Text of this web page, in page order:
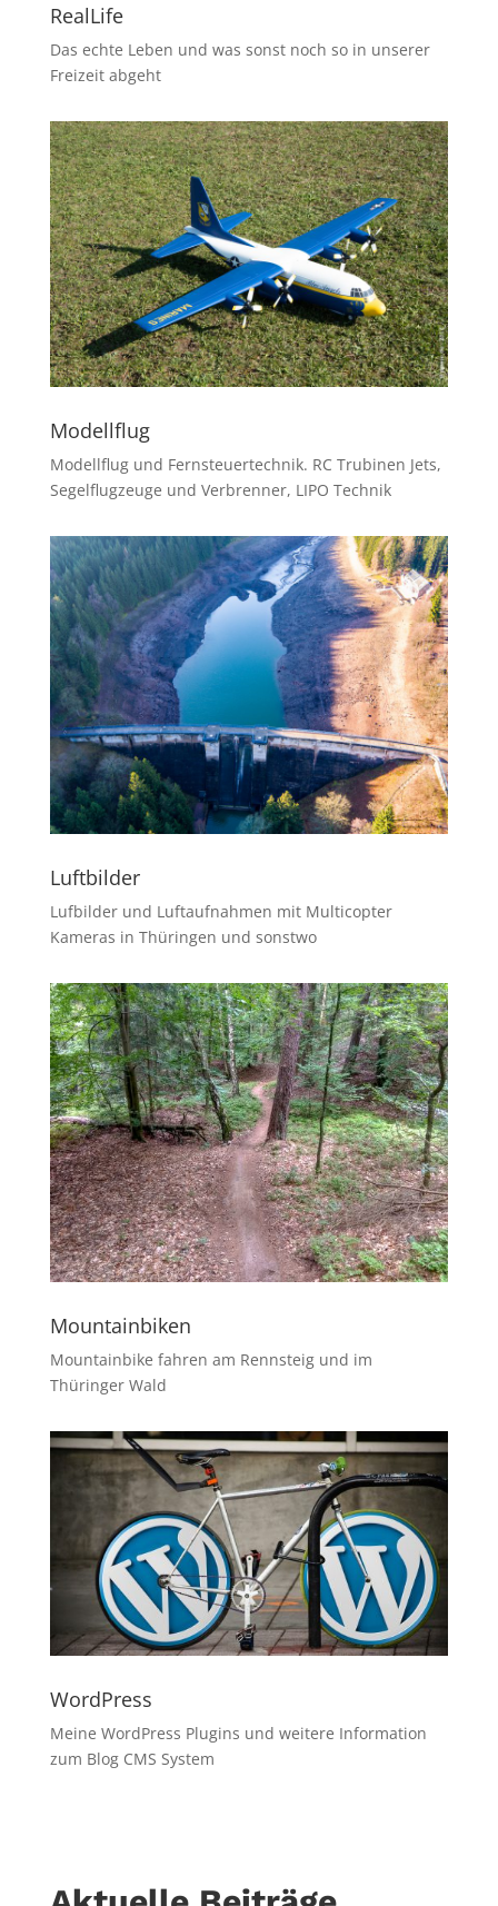
RealLife
Das echte Leben und was sonst noch so in unserer
Freizeit abgeht
Modellflug
Modellflug und Fernsteuertechnik. RC Trubinen Jets,
Segelflugzeuge und Verbrenner, LIPO Technik
Luftbilder
Lufbilder und Luftaufnahmen mit Multicopter
Kameras in Thüringen und sonstwo
Mountainbiken
Mountainbike fahren am Rennsteig und im
Thüringer Wald
WordPress
Meine WordPress Plugins und weitere Information
zum Blog CMS System